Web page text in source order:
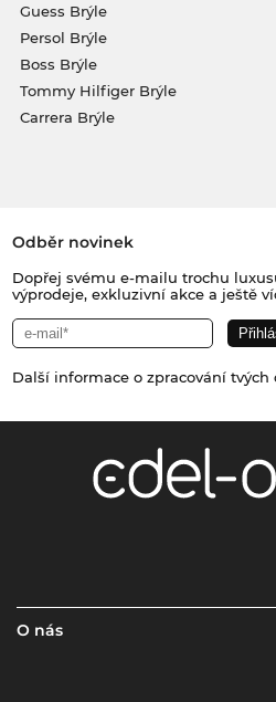
Guess Brýle
Persol Brýle
Boss Brýle
Tommy Hilfiger Brýle
Carrera Brýle
Odběr novinek
Dopřej svému e-mailu trochu
výprodeje, exkluzivní akce a ještě
Další informace o zpracování
O nás